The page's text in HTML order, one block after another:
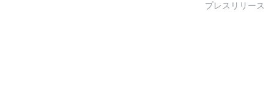
プレスリリース